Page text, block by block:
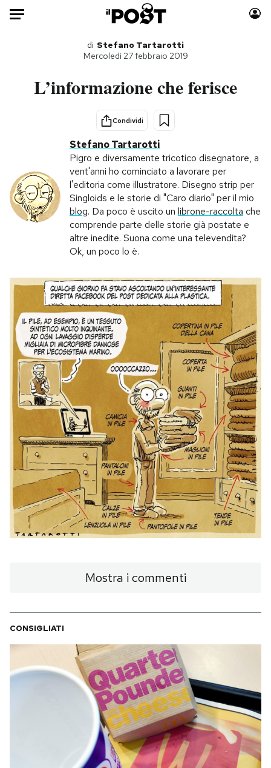
Auto
Tecnologia
Internet
Scienza
Cultura
Economia
Libri
Storie/Idee
Ok Boomer!
Media
Europa
Altrecose
Mondiali calcio 2026
PODCAST
NEWSLETTER
I MIEI PREFERITI
CALENDARIO
AREA PERSONALE
Area Personale
Newsletter
Hai bisogno di aiuto?
di Stefano Tartarotti
Mercoledì 27 febbraio 2019
L’informazione che ferisce
Condividi
Stefano Tartarotti
Pigro e diversamente tricotico disegnatore, a
vent'anni ho cominciato a lavorare per
l'editoria come illustratore. Disegno strip per
Singloids e le storie di "Caro diario" per il mio
blog. Da poco è uscito un librone-raccolta che
comprende parte delle storie già postate e
altre inedite. Suona come una televendita?
Ok, un poco lo è.
Mostra i commenti
CONSIGLIATI